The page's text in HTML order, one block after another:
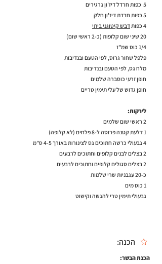
5 כפות חרדל דיז'ון גרגירים
5 כפות חרדת דיז'ון חלק
4 כפות
דבש קיטוגני ביתי
20 שיני שום קלופות (כ-2 ראשי שום)
1/4 כוס שמ"ז
פלפל שחור גרוס, לפי הטעם ובנדיבות
מלח גס, לפי הטעם ובנדיבות
חופן זרעי כוסברה שלמים
חופן גדוש של עלי תימין טריים
לירקות:
2 ראשי שום שלמים
1 דלעת קטנה פרוסה ל-8 פלחים (לא קלופה)
4 גבעולי כרשה חתוכים גס לצינורות באורך 4-5 ס"מ
2 בצלים לבנים קלופים וחתוכים לרבעים
2 בצלים סגולים קלופים וחתוכים לרבעים
כ-20 עגבניות שרי שלמות
1 כוס מים
גבעולי תימין טרי להגשה וקישוט
הכנה:
הכנת הבשר: